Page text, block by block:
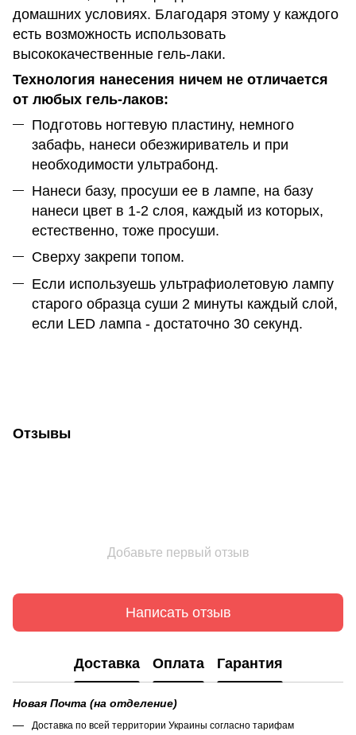
домашних условиях. Благодаря этому у каждого
есть возможность использовать
высококачественные гель-лаки.
Технология нанесения ничем не отличается
от любых гель-лаков:
Подготовь ногтевую пластину, немного
забафь, нанеси обезжириватель и при
необходимости ультрабонд.
Нанеси базу, просуши ее в лампе, на базу
нанеси цвет в 1-2 слоя, каждый из которых,
естественно, тоже просуши.
Сверху закрепи топом.
Если используешь ультрафиолетовую лампу
старого образца суши 2 минуты каждый слой,
если LED лампа - достаточно 30 секунд.
Отзывы
Добавьте первый отзыв
Написать отзыв
Доставка Оплата Гарантия
Новая Почта (на отделение)
Доставка по всей территории Украины согласно тарифам